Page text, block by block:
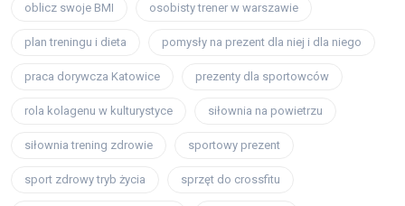
oblicz swoje BMI osobisty trener w warszawie
plan treningu i dieta pomysły na prezent dla niej i dla niego
praca dorywcza Katowice prezenty dla sportowców
rola kolagenu w kulturystyce siłownia na powietrzu
siłownia trening zdrowie sportowy prezent
sport zdrowy tryb życia sprzęt do crossfitu